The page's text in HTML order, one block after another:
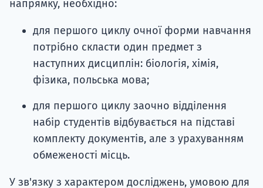
напрямку, необхідно:
для першого циклу очної форми навчання
потрібно скласти один предмет з
наступних дисциплін: біологія, хімія,
фізика, польська мова;
для першого циклу заочно відділення
набір студентів відбувається на підставі
комплекту документів, але з урахуванням
обмеженості місць.
У зв'язку з характером досліджень, умовою для